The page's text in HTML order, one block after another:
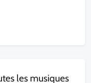
les musiques